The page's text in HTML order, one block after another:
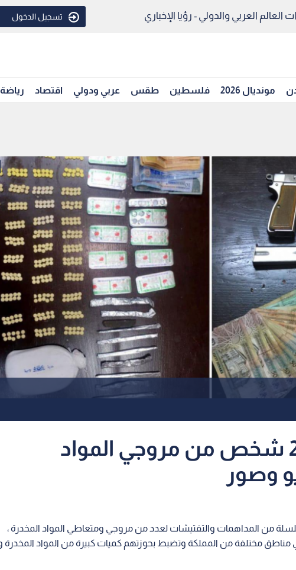
العالم العربي والدولي - رؤيا الإخباري تسجيل الدخول
مونديال 2026 فلسطين طقس عربي ودولي اقتصاد رياضة
القبض على 29 شخص من مروجي المواد
وصور
من المداهمات والتفتيشات لعدد من مروجي ومتعاطي المواد المخدرة ،